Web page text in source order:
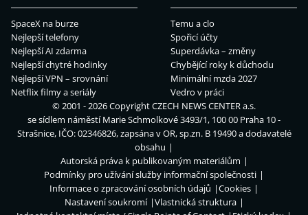
SpaceX na burze
Nejlepší telefony
Nejlepší AI zdarma
Nejlepší chytré hodinky
Nejlepší VPN – srovnání
Netflix filmy a seriály
Temu a clo
Spořicí účty
Superdávka – změny
Chybějící roky k důchodu
Minimální mzda 2027
Vedro v práci
© 2001 - 2026 CopyrightCZECH NEWS CENTER a.s.
se sídlem náměstí Marie Schmolkové 3493/1, 100 00 Praha 10 -
Strašnice, IČO: 02346826, zapsána v OR, sp.zn. B 19490 a dodavatelé
obsahu
Autorská práva k publikovaným materiálům
Podmínky pro užívání služby informační společnosti
Informace o zpracování osobních údajů
Cookies
Nastavení soukromí
Vlastnická struktura